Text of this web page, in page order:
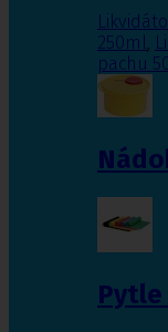
250ml,
pachu
Pytle